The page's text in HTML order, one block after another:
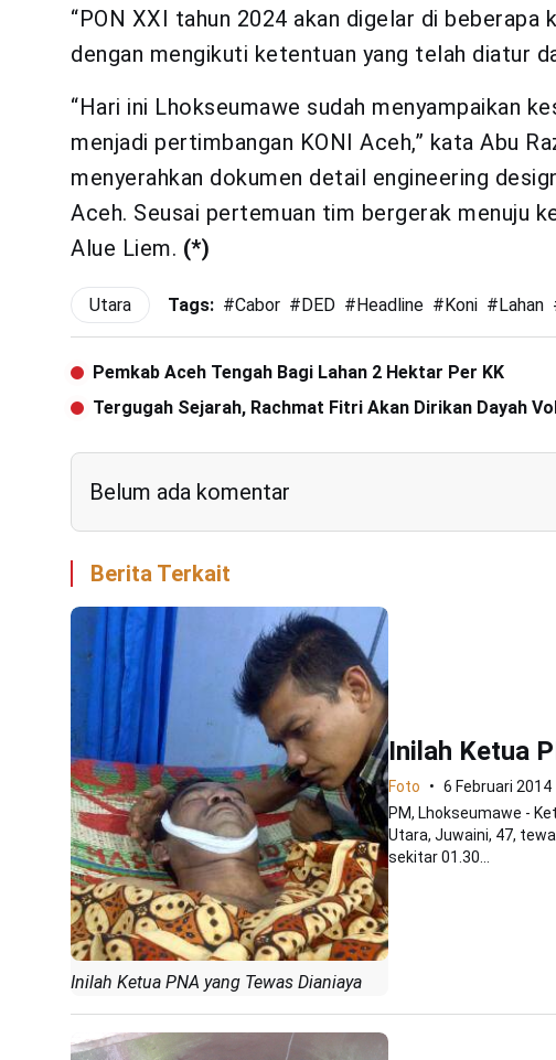
“PON XXI tahun 2024 akan digelar di
dengan mengikuti ketentuan yang telah diatur
“Hari ini Lhokseumawe sudah menyampaikan
menjadi pertimbangan KONI Aceh,” kata Abu
menyerahkan dokumen detail engineering
Aceh. Seusai pertemuan tim bergerak menuju
Alue Liem. (*)
Utara Tags: #Cabor # DED # Headline # Koni # Lahan
Pemkab Aceh Tengah Bagi Lahan 2 Hektar Per KK
Tergugah Sejarah, Rachmat Fitri Akan Dirikan Dayah
Belum ada komentar
Berita Terkait
Inilah Ketua PNA yang Tewas Dianiaya
Inilah Ketua
Foto
6 Februari 2014
PM, Lhokseumawe -
Utara, Juwaini, 47,
sekitar 01.30...